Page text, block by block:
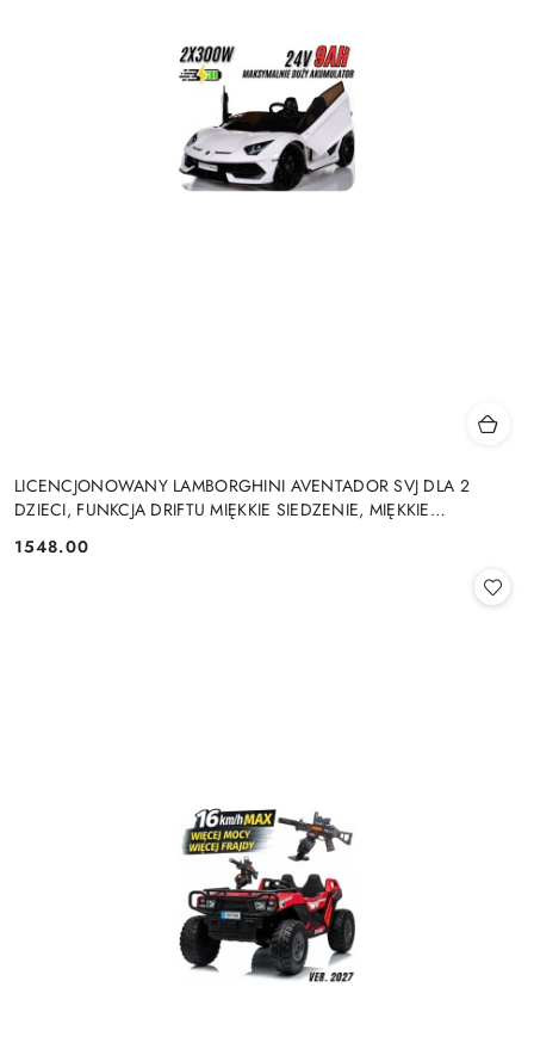
LICENCJONOWANY LAMBORGHINI AVENTADOR SVJ DLA 2
DZIECI, FUNKCJA DRIFTU MIĘKKIE SIEDZENIE, MIĘKKIE
Cena:
1548.00